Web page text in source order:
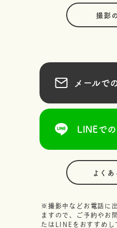
撮影
メールでの
LINEでの
よくあ
※撮影中などお電話に
ますので、ご予約やお
たはLINEをおすすめし